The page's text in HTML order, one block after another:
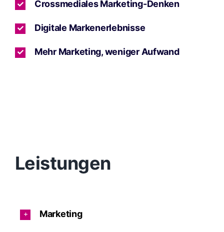
Crossmediales Marketing-Denken
Digitale Markenerlebnisse
Mehr Marketing, weniger Aufwand
Leistungen
Marketing